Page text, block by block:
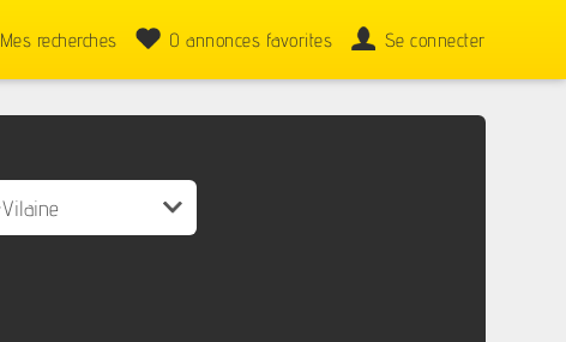
Mes recherches 0 annonces favorites Se connecter